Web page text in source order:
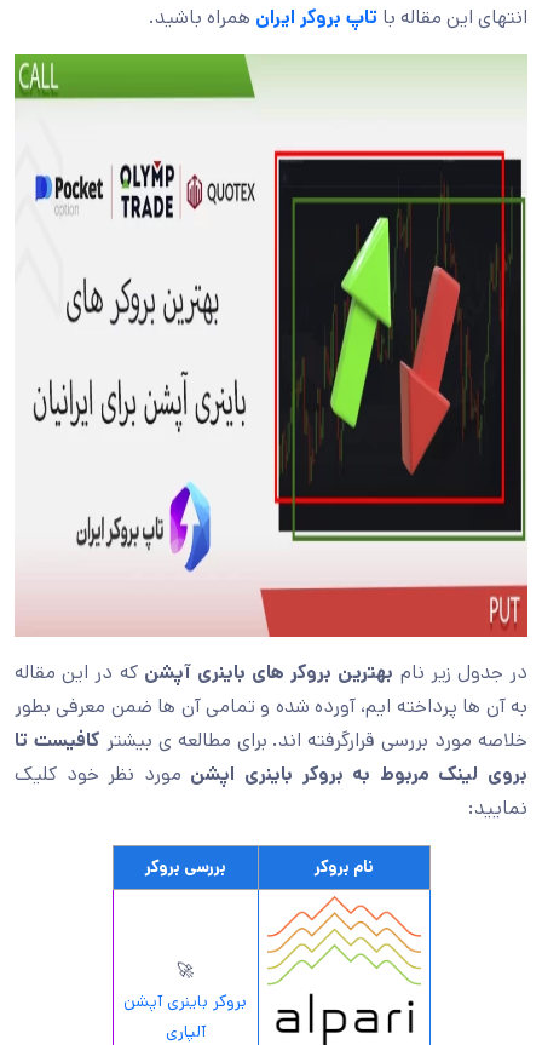
انتهای این مقاله با تاپ بروکر ایران همراه باشید.
در جدول زیر نام بهترین بروکر های باینری آپشنکه در این مقاله
به آن ها پرداخته ایم، آورده شده و تمامی آن ها ضمن معرفی بطور
خلاصه مورد بررسی قرارگرفته اند. برای مطالعه ی بیشتر کافیست تا
بروی لینک مربوط به بروکر باینری اپشن مورد نظر خود کلیک
نمایید:
نام بروکر بررسی بروکر
🚀
بروکر باینری آپشن
آلپاری